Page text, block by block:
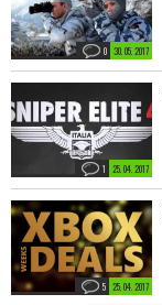
30. 05. 2017
0
25. 04. 2017
1
25. 04. 2017
5